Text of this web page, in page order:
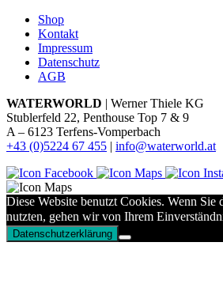
Shop
Kontakt
Impressum
Datenschutz
AGB
WATERWORLD | Werner Thiele KG
Stublerfeld 22, Penthouse Top 7 & 9
A – 6123 Terfens-Vomperbach
+43 (0)5224 67 455 | info@waterworld.at
Diese Website benutzt Cookies. Wenn Sie
nutzten, gehen wir von Ihrem
Datenschutzerklärung